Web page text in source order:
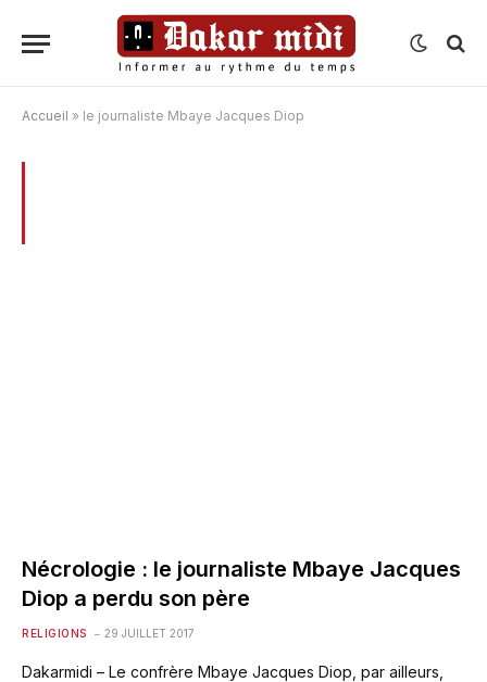
Accueil » le journaliste Mbaye Jacques Diop
Nécrologie : le journaliste Mbaye Jacques
Diop a perdu son père
RELIGIONS 29 JUILLET 2017
Dakarmidi – Le confrère Mbaye Jacques Diop, par ailleurs,